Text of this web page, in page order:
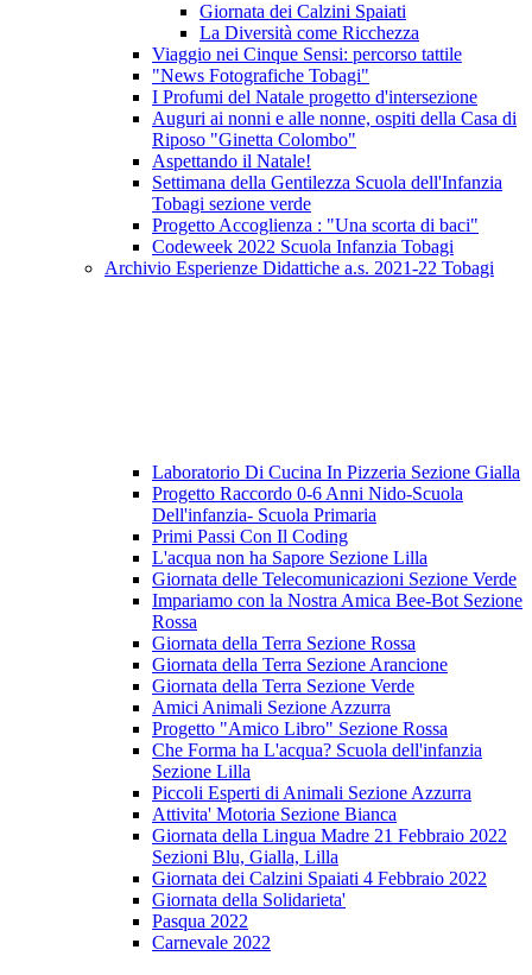
Giornata dei Calzini Spaiati
La Diversità come Ricchezza
Viaggio nei Cinque Sensi: percorso tattile
"News Fotografiche Tobagi"
I Profumi del Natale progetto d'intersezione
Auguri ai nonni e alle nonne, ospiti della Casa di
Riposo "Ginetta Colombo"
Aspettando il Natale!
Settimana della Gentilezza Scuola dell'Infanzia
Tobagi sezione verde
Progetto Accoglienza : "Una scorta di baci"
Codeweek 2022 Scuola Infanzia Tobagi
Archivio Esperienze Didattiche a.s. 2021-22 Tobagi
Laboratorio Di Cucina In Pizzeria Sezione Gialla
Progetto Raccordo 0-6 Anni Nido-Scuola
Dell'infanzia- Scuola Primaria
Primi Passi Con Il Coding
L'acqua non ha Sapore Sezione Lilla
Giornata delle Telecomunicazioni Sezione Verde
Impariamo con la Nostra Amica Bee-Bot Sezione
Rossa
Giornata della Terra Sezione Rossa
Giornata della Terra Sezione Arancione
Giornata della Terra Sezione Verde
Amici Animali Sezione Azzurra
Progetto "Amico Libro" Sezione Rossa
Che Forma ha L'acqua? Scuola dell'infanzia
Sezione Lilla
Piccoli Esperti di Animali Sezione Azzurra
Attivita' Motoria Sezione Bianca
Giornata della Lingua Madre 21 Febbraio 2022
Sezioni Blu, Gialla, Lilla
Giornata dei Calzini Spaiati 4 Febbraio 2022
Giornata della Solidarieta'
Pasqua 2022
Carnevale 2022